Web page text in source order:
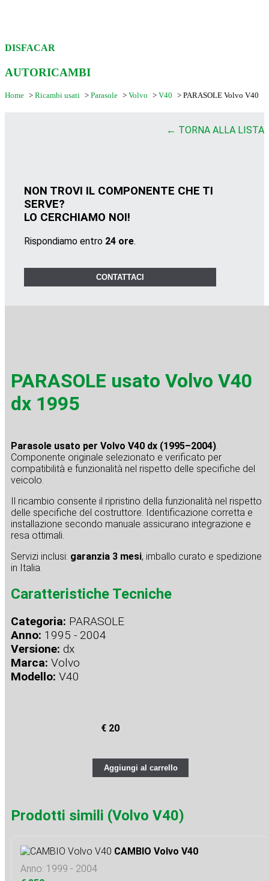
DISFACAR
AUTORICAMBI
Home > Ricambi usati > Parasole > Volvo > V40 > PARASOLE Volvo V40
← TORNA ALLA LISTA
NON TROVI IL COMPONENTE CHE TI
SERVE?
LO CERCHIAMO NOI!
Rispondiamo entro 24 ore.
CONTATTACI
PARASOLE usato Volvo V40
dx 1995
Parasole usato per Volvo V40 dx (1995–2004).
Componente originale selezionato e verificato per
compatibilità e funzionalità nel rispetto delle specifiche del
veicolo.
Il ricambio consente il ripristino della funzionalità nel rispetto
delle specifiche del costruttore. Identificazione corretta e
installazione secondo manuale assicurano integrazione e
resa ottimali.
Servizi inclusi: garanzia 3 mesi, imballo curato e spedizione
in Italia.
Caratteristiche Tecniche
Categoria: PARASOLE
Anno: 1995 - 2004
Versione: dx
Marca: Volvo
Modello: V40
€ 20
Aggiungi al carrello
Prodotti simili (Volvo V40)
CAMBIO Volvo V40
Anno: 1999 - 2004